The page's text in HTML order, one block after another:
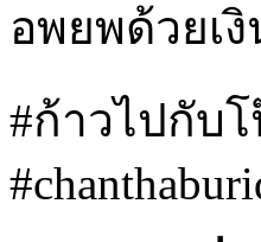
อพยพด้วยเ
#ก้าวไปกับโ